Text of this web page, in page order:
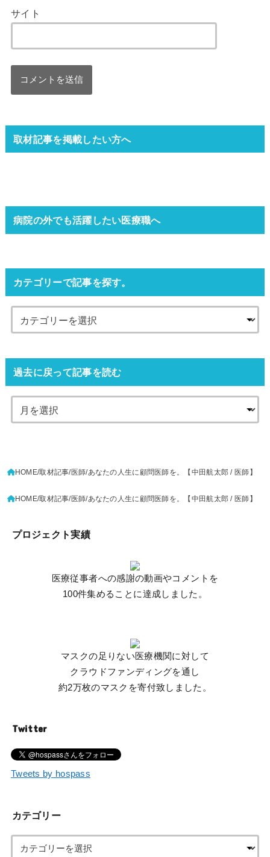
サイト
取材記事を掲載したい方へ
病院の外でも活躍したい医療職へ
カテゴリーで記事を探す。
過去に戻って記事を読む
HOME 取材記事 医師 あなたの人生に顧問医師を。【中田航太郎 / 医師】
HOME 取材記事 医師 あなたの人生に顧問医師を。【中田航太郎 / 医師】
プロジェクト実績
医療従事者への感謝の動画やコメントを
100件集めることに達成しました。
マスクの足りない医療機関に対して
クラウドファンディングを通し
約2万枚のマスクを寄付致しました。
Twitter
Tweets by hospass
カテゴリー